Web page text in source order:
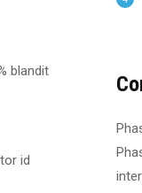
blandit
id